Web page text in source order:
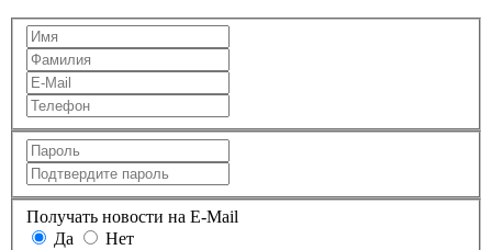
Получать новости на E-Mail
Да
Нет